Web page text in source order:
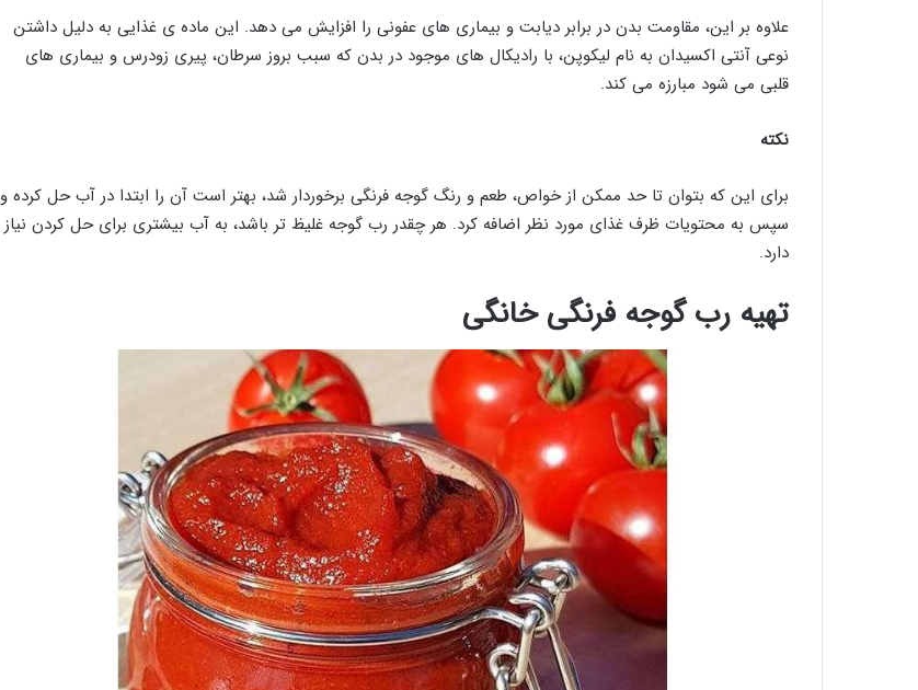
علاوه بر این، مقاومت بدن در برابر دیابت و بیماری های عفونی را افزایش می دهد. این ماده ی غذایی به دلیل داشتن
نوعی آنتی اکسیدان به نام لیکوپن، با رادیکال های موجود در بدن که سبب بروز سرطان، پیری زودرس و بیماری های
قلبی می شود مبارزه می کند.
نکته
برای این که بتوان تا حد ممکن از خواص، طعم و رنگ گوجه فرنگی برخوردار شد، بهتر است آن را ابتدا در آب حل کرده و
سپس به محتویات ظرف غذای مورد نظر اضافه کرد. هر چقدر رب گوجه غلیظ‌ تر باشد، به آب بیشتری برای حل کردن نیاز
دارد.
تهیه رب گوجه فرنگی خانگی